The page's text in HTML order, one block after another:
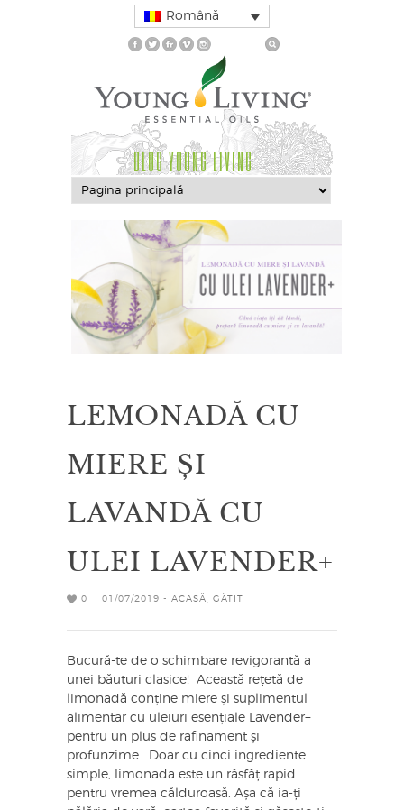
Română
BLOG YOUNG LIVING
LEMONADĂ CU
MIERE ȘI
LAVANDĂ CU
ULEI LAVENDER+
0 01/07/2019 - ACASĂ GĂTIT
Bucură-te de o schimbare revigorantă a
unei băuturi clasice! Această rețetă de
limonadă conține miere și suplimentul
alimentar cu uleiuri esențiale Lavender+
pentru un plus de rafinament și
profunzime. Doar cu cinci ingrediente
simple, limonada este un răsfăț rapid
pentru vremea călduroasă. Așa că ia-ți